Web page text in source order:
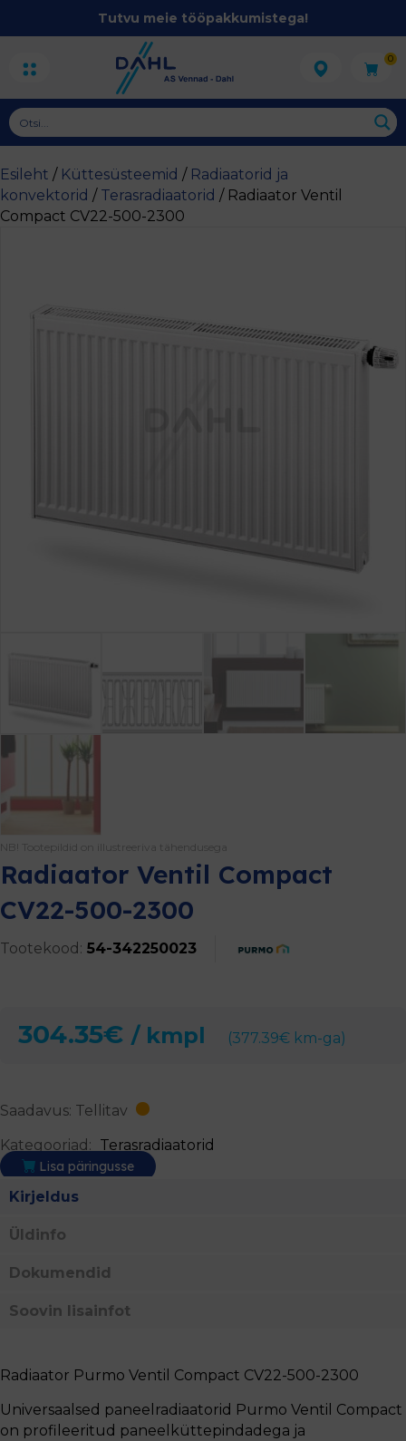
Tutvu meie tööpakkumistega!
0
Esileht / Küttesüsteemid / Radiaatorid ja
konvektorid / Terasradiaatorid / Radiaator Ventil
Compact CV22-500-2300
NB! Tootepildid on illustreeriva tähendusega
Radiaator Ventil Compact
CV22-500-2300
Tootekood: 54-342250023
304.35€ / kmpl (377.39€ km-ga)
Saadavus: Tellitav
Kategooriad: Terasradiaatorid
Lisa päringusse
Kirjeldus
Üldinfo
Dokumendid
Soovin lisainfot
Radiaator Purmo Ventil Compact CV22-500-2300
Universaalsed paneelradiaatorid Purmo Ventil Compact
on profileeritud paneelküttepindadega ja